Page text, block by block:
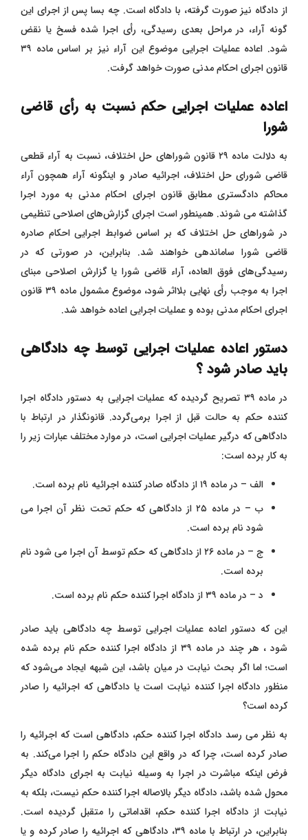
از دادگاه نیز صورت گرفته، با دادگاه است. چه بسا پس از اجرای این
‌گونه آراء، در مراحل بعدی رسیدگی، رأی اجرا شده فسخ یا نقض
شود. اعاده عملیات اجرایی موضوع این آراء نیز بر اساس ماده ۳۹
قانون اجرای احکام مدنی صورت خواهد گرفت.
اعاده عملیات اجرایی حکم نسبت به رأی قاضی
شورا
به دلالت ماده ۲۹ قانون شوراهای حل اختلاف، نسبت به آراء قطعی
قاضی شورای حل اختلاف، اجرائیه صادر و اینگونه آراء همچون آراء
محاکم دادگستری مطابق قانون اجرای احکام مدنی به مورد اجرا
گذاشته می‌ شوند. همینطور است اجرای گزارش‌های اصلاحی تنظیمی
در شوراهای حل اختلاف که بر اساس ضوابط اجرایی احکام صادره
قاضی شورا ساماندهی خواهند شد. بنابراین، در صورتی که در
رسیدگی‌های فوق ‌العاده، آراء قاضی شورا یا گزارش اصلاحی مبنای
اجرا به موجب رأی نهایی بلااثر شود، موضوع مشمول ماده ۳۹ قانون
اجرای احکام مدنی بوده و عملیات اجرایی اعاده خواهد شد.
دستور اعاده عملیات اجرایی توسط چه دادگاهی
باید صادر شود ؟
در ماده ۳۹ تصریح گردیده که عملیات اجرایی به دستور دادگاه اجرا
کننده حکم به حالت قبل از اجرا برمی‌گردد. قانونگذار در ارتباط با
دادگاهی که درگیر عملیات اجرایی است، در موارد مختلف عبارات زیر را
به کار برده است:
الف – در ماده ۱۹ از دادگاه صادر کننده اجرائیه نام برده است.
ب – در ماده ۲۵ از دادگاهی که حکم تحت نظر آن اجرا می
‌شود نام برده است.
ج – در ماده ۲۶ از دادگاهی که حکم توسط آن اجرا می ‌شود نام
برده است.
د – در ماده ۳۹ از دادگاه اجرا کننده حکم نام برده است.
این که دستور اعاده عملیات اجرایی توسط چه دادگاهی باید صادر
شود ، هر چند در ماده ۳۹ از دادگاه اجرا کننده حکم نام برده شده
است؛ اما اگر بحث نیابت در میان باشد، این شبهه ایجاد می‌شود که
منظور دادگاه اجرا کننده نیابت است یا دادگاهی که اجرائیه را صادر
کرده است؟
به نظر می‌ رسد دادگاه اجرا کننده حکم، دادگاهی است که اجرائیه را
صادر کرده است، چرا که در واقع این دادگاه حکم را اجرا می‌کند. به
فرض اینکه مباشرت در اجرا به وسیله نیابت به اجرای دادگاه دیگر
محول شده باشد، دادگاه دیگر بالاصاله اجرا کننده حکم نیست، بلکه به
نیابت از دادگاه اجرا کننده حکم، اقداماتی را متقبل گردیده است.
بنابراین، در ارتباط با ماده ۳۹، دادگاهی که اجرائیه را صادر کرده و یا